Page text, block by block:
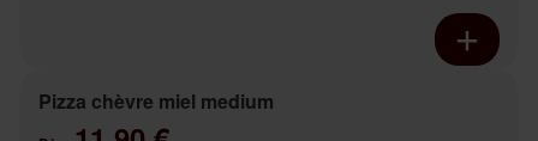
Pizza chèvre miel medium